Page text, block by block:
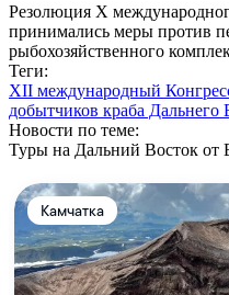
Резолюция Х
принимались меры против
рыбохозяйственного
Теги:
XII международный
добытчиков краба Дальнего
Новости по теме:
Туры на Дальний Восток от